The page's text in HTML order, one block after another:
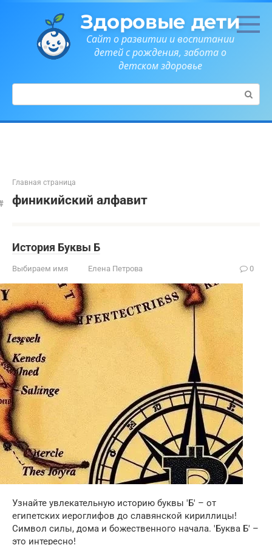
Здоровые дети
Сайт о развитии и воспитании
детей с рождения, забота о
детском здоровье
Поиск:
Главная страница
финикийский алфавит
История Буквы Б
Выбираем имя Елена Петрова 0
Узнайте увлекательную историю буквы 'Б' – от
египетских иероглифов до славянской кириллицы!
Символ силы, дома и божественного начала. 'Буква Б' –
это интересно!